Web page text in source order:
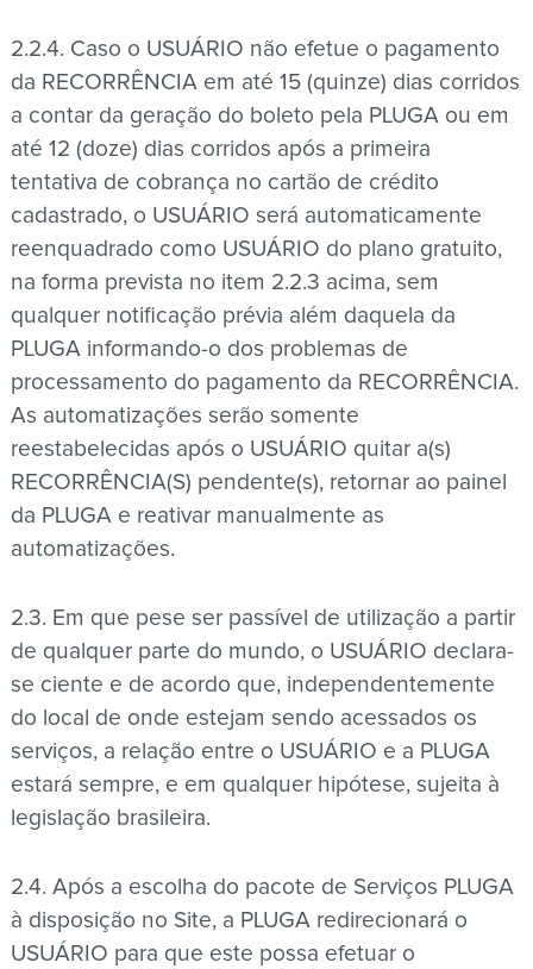
2.2.4. Caso o USUÁRIO não efetue o pagamento
da RECORRÊNCIA em até 15 (quinze) dias corridos
a contar da geração do boleto pela PLUGA ou em
até 12 (doze) dias corridos após a primeira
tentativa de cobrança no cartão de crédito
cadastrado, o USUÁRIO será automaticamente
reenquadrado como USUÁRIO do plano gratuito,
na forma prevista no item 2.2.3 acima, sem
qualquer notificação prévia além daquela da
PLUGA informando-o dos problemas de
processamento do pagamento da RECORRÊNCIA.
As automatizações serão somente
reestabelecidas após o USUÁRIO quitar a(s)
RECORRÊNCIA(S) pendente(s), retornar ao painel
da PLUGA e reativar manualmente as
automatizações.
2.3. Em que pese ser passível de utilização a partir
de qualquer parte do mundo, o USUÁRIO declara-
se ciente e de acordo que, independentemente
do local de onde estejam sendo acessados os
serviços, a relação entre o USUÁRIO e a PLUGA
estará sempre, e em qualquer hipótese, sujeita à
legislação brasileira.
2.4. Após a escolha do pacote de Serviços PLUGA
à disposição no Site, a PLUGA redirecionará o
USUÁRIO para que este possa efetuar o